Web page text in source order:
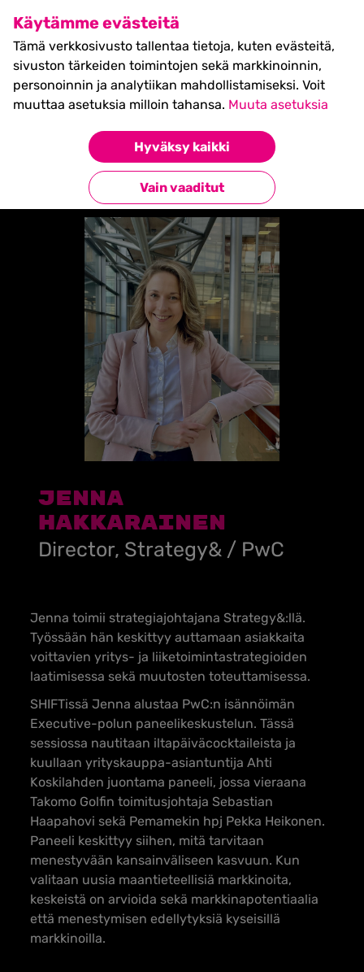
Käytämme evästeitä
Tämä verkkosivusto tallentaa tietoja, kuten evästeitä,
sivuston tärkeiden toimintojen sekä markkinoinnin,
personoinnin ja analytiikan mahdollistamiseksi. Voit
muuttaa asetuksia milloin tahansa. Muuta asetuksia
Hyväksy kaikki
Vain vaaditut
SHIFT Business Festival
27.5.2027, Turku - liput
myynnissä nyt! >>
Jenna Hakkarainen
Takaisin esiintyjiin
Jenna
Hakkarainen
Director, Strategy& / PwC
Jenna toimii strategiajohtajana Strategy&:llä.
Työssään hän keskittyy auttamaan asiakkaita
voittavien yritys- ja liiketoimintastrategioiden
laatimisessa sekä muutosten toteuttamisessa.
SHIFTissä Jenna alustaa PwC:n isännöimän
Executive-polun paneelikeskustelun. Tässä
sessiossa nautitaan iltapäiväcocktaileista ja
kuullaan yrityskauppa-asiantuntija Ahti
Koskilahden juontama paneeli, jossa vieraana
Takomo Golfin toimitusjohtaja Sebastian
Haapahovi sekä Pemamekin hpj Pekka Heikonen.
Paneeli keskittyy siihen, mitä tarvitaan
menestyvään kansainväliseen kasvuun. Kun
valitaan uusia maantieteellisiä markkinoita,
keskeistä on arvioida sekä markkinapotentiaalia
että menestymisen edellytyksiä kyseisillä
markkinoilla.